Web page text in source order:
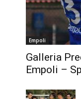
Empoli
Galleria
Empoli –